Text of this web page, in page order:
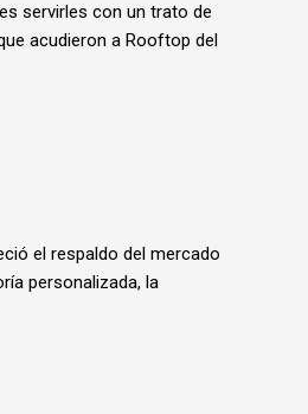
servirles con un trato de
acudieron a Rooftop del
el respaldo del mercado
personalizada, la